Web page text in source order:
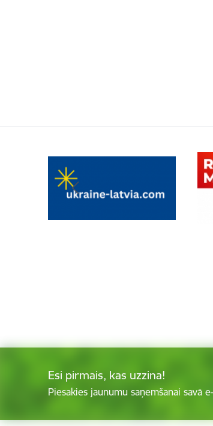
Esi pirmais, kas uzzina!
Piesakies jaunumu saņemšanai savā